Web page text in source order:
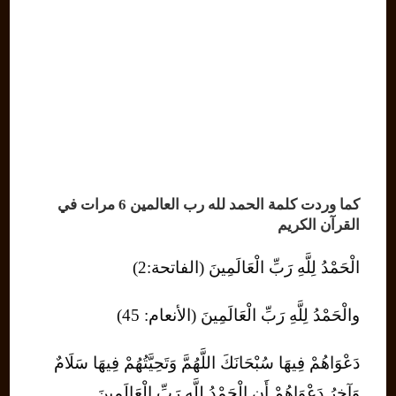
كما وردت كلمة الحمد لله رب العالمين 6 مرات في
القرآن الكريم
الْحَمْدُ لِلَّهِ رَبِّ الْعَالَمِينَ (الفاتحة:2)
والْحَمْدُ لِلَّهِ رَبِّ الْعَالَمِينَ (الأنعام: 45)
دَعْوَاهُمْ فِيهَا سُبْحَانَكَ اللَّهُمَّ وَتَحِيَّتُهُمْ فِيهَا سَلَامٌ